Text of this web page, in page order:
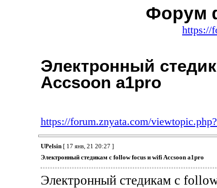
Форум
https://
Электронный
Accsoon a1pro
https://forum.znyata.com/
UPelsin[ 17 янв, 21 20:27 ]
Электронный стедикам с follow focus и wifi Accsoon a1pro
Электронный стедикам с